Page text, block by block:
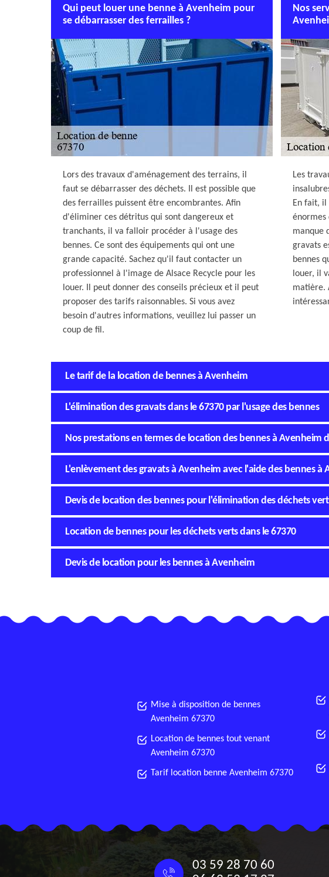
Qui peut louer une benne à Avenheim pour
se débarrasser des ferrailles ?
Lors des travaux d'aménagement des terrains, il
faut se débarrasser des déchets. Il est possible que
des ferrailles puissent être encombrantes. Afin
d'éliminer ces détritus qui sont dangereux et
tranchants, il va falloir procéder à l'usage des
bennes. Ce sont des équipements qui ont une
grande capacité. Sachez qu'il faut contacter un
professionnel à l'image de Alsace Recycle pour les
louer. Il peut donner des conseils précieux et il peut
proposer des tarifs raisonnables. Si vous avez
besoin d'autres informations, veuillez lui passer un
coup de fil.
Nos
Les
En fait,
énormes
manque
gravats
bennes
louer, il
matière.
Le tarif de la location de bennes à Avenheim
L'élimination des gravats dans le 67370 par l'usage des bennes
Nos prestations en termes de location des bennes à Avenheim
L'enlèvement des gravats à Avenheim avec l'aide des bennes à
Devis de location des bennes pour l'élimination des déchets
Location de bennes pour les déchets verts dans le 67370
Devis de location pour les bennes à Avenheim
Mise à disposition de bennes
Avenheim 67370
Location de bennes tout venant
Avenheim 67370
Tarif location benne Avenheim 67370
03 59 28 70 60